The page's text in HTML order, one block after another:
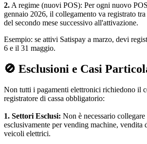
2. A regime (nuovi POS): Per ogni nuovo
gennaio 2026, il collegamento va registrato
del secondo mese successivo all'attivazione.
Esempio: se attivi Satispay a marzo, devi
6 e il 31 maggio.
🚫 Esclusioni e Casi
Non tutti i pagamenti elettronici richiedono il
registratore di cassa obbligatorio:
1. Settori Esclusi: Non è necessario
esclusivamente per vending machine, vendita
veicoli elettrici.